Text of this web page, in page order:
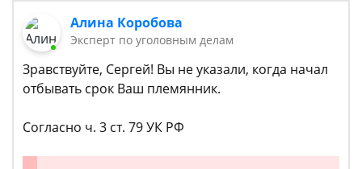
Алина Коробова
Эксперт по уголовным делам
Зравствуйте, Сергей! Вы не указали, когда начал
отбывать срок Ваш племянник.
Согласно ч. 3 ст. 79 УК РФ